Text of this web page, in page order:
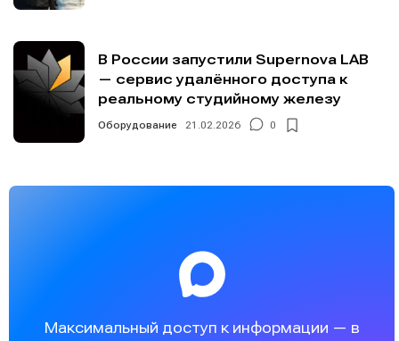
В России запустили Supernova LAB
— сервис удалённого доступа к
реальному студийному железу
Оборудование 21.02.2026 0
Максимальный доступ к информации — в